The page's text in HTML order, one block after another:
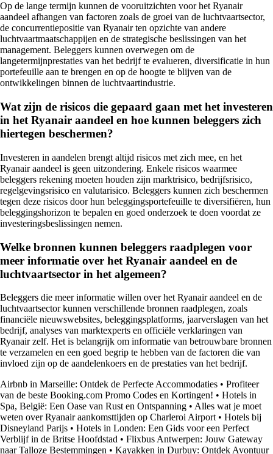
Op de lange termijn kunnen de vooruitzichten voor het Ryanair
aandeel afhangen van factoren zoals de groei van de luchtvaartsector,
de concurrentiepositie van Ryanair ten opzichte van andere
luchtvaartmaatschappijen en de strategische beslissingen van het
management. Beleggers kunnen overwegen om de
langetermijnprestaties van het bedrijf te evalueren, diversificatie in hun
portefeuille aan te brengen en op de hoogte te blijven van de
ontwikkelingen binnen de luchtvaartindustrie.
Wat zijn de risicos die gepaard gaan met het investeren
in het Ryanair aandeel en hoe kunnen beleggers zich
hiertegen beschermen?
Investeren in aandelen brengt altijd risicos met zich mee, en het
Ryanair aandeel is geen uitzondering. Enkele risicos waarmee
beleggers rekening moeten houden zijn marktrisico, bedrijfsrisico,
regelgevingsrisico en valutarisico. Beleggers kunnen zich beschermen
tegen deze risicos door hun beleggingsportefeuille te diversifiëren, hun
beleggingshorizon te bepalen en goed onderzoek te doen voordat ze
investeringsbeslissingen nemen.
Welke bronnen kunnen beleggers raadplegen voor
meer informatie over het Ryanair aandeel en de
luchtvaartsector in het algemeen?
Beleggers die meer informatie willen over het Ryanair aandeel en de
luchtvaartsector kunnen verschillende bronnen raadplegen, zoals
financiële nieuwswebsites, beleggingsplatforms, jaarverslagen van het
bedrijf, analyses van marktexperts en officiële verklaringen van
Ryanair zelf. Het is belangrijk om informatie van betrouwbare bronnen
te verzamelen en een goed begrip te hebben van de factoren die van
invloed zijn op de aandelenkoers en de prestaties van het bedrijf.
Airbnb in Marseille: Ontdek de Perfecte Accommodaties • Profiteer
van de beste Booking.com Promo Codes en Kortingen! • Hotels in
Spa, België: Een Oase van Rust en Ontspanning • Alles wat je moet
weten over Ryanair aankomsttijden op Charleroi Airport • Hotels bij
Disneyland Parijs • Hotels in Londen: Een Gids voor een Perfect
Verblijf in de Britse Hoofdstad • Flixbus Antwerpen: Jouw Gateway
naar Talloze Bestemmingen • Kayakken in Durbuy: Ontdek Avontuur